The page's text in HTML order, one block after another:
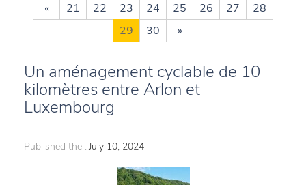
« 21 22 23 24 25 26 27
28
29
30 »
Un aménagement cyclable de 10
kilomètres entre Arlon et
Luxembourg
Published the : July 10, 2024